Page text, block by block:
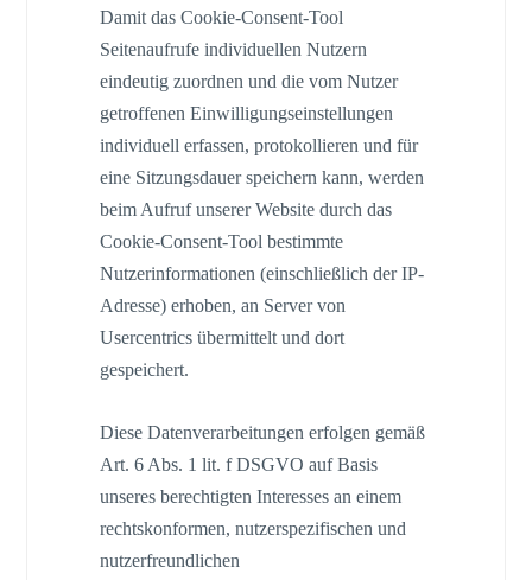
Damit das Cookie-Consent-Tool
Seitenaufrufe individuellen Nutzern
eindeutig zuordnen und die vom Nutzer
getroffenen Einwilligungseinstellungen
individuell erfassen, protokollieren und für
eine Sitzungsdauer speichern kann, werden
beim Aufruf unserer Website durch das
Cookie-Consent-Tool bestimmte
Nutzerinformationen (einschließlich der IP-
Adresse) erhoben, an Server von
Usercentrics übermittelt und dort
gespeichert.
Diese Datenverarbeitungen erfolgen gemäß
Art. 6 Abs. 1 lit. f DSGVO auf Basis
unseres berechtigten Interesses an einem
rechtskonformen, nutzerspezifischen und
nutzerfreundlichen